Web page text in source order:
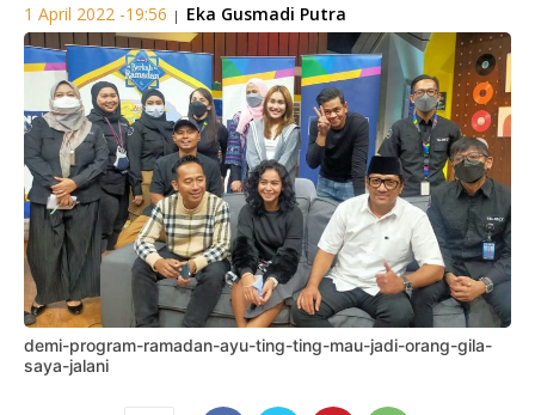
1 April 2022 -19:56 | Eka Gusmadi Putra
demi-program-ramadan-ayu-ting-ting-mau-jadi-orang-gila-
saya-jalani